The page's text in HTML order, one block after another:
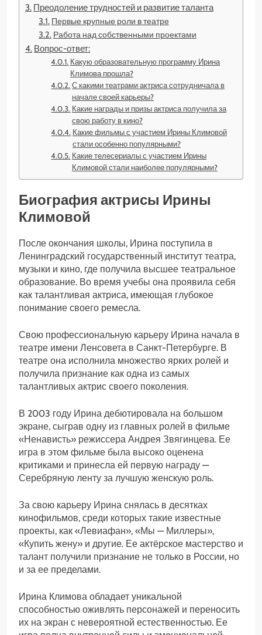
Преодоление трудностей и развитие таланта
Первые крупные роли в театре
Работа над собственными проектами
Вопрос-ответ:
Какую образовательную программу Ирина
Климова прошла?
С какими театрами актриса сотрудничала в
начале своей карьеры?
Какие награды и призы актриса получила за
свою работу в кино?
Какие фильмы с участием Ирины Климовой
стали особенно популярными?
Какие телесериалы с участием Ирины
Климовой стали наиболее популярными?
Биография актрисы Ирины
Климовой
После окончания школы, Ирина поступила в
Ленинградский государственный институт театра,
музыки и кино, где получила высшее театральное
образование. Во время учебы она проявила себя
как талантливая актриса, имеющая глубокое
понимание своего ремесла.
Свою профессиональную карьеру Ирина начала в
театре имени Ленсовета в Санкт-Петербурге. В
театре она исполнила множество ярких ролей и
получила признание как одна из самых
талантливых актрис своего поколения.
В 2003 году Ирина дебютировала на большом
экране, сыграв одну из главных ролей в фильме
«Ненависть» режиссера Андрея Звягинцева. Ее
игра в этом фильме была высоко оценена
критиками и принесла ей первую награду —
Серебряную ленту за лучшую женскую роль.
За свою карьеру Ирина снялась в десятках
кинофильмов, среди которых такие известные
проекты, как «Левиафан», «Мы — Миллеры»,
«Купить жену» и другие. Ее актёрское мастерство и
талант получили признание не только в России, но
и за ее пределами.
Ирина Климова обладает уникальной
способностью оживлять персонажей и переносить
их на экран с невероятной естественностью. Ее